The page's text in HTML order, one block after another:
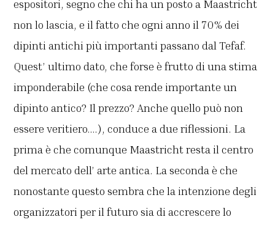
espositori, segno che chi ha un posto a Maastricht
non lo lascia, e il fatto che ogni anno il 70% dei
dipinti antichi più importanti passano dal Tefaf.
Quest’ ultimo dato, che forse è frutto di una stima
imponderabile (che cosa rende importante un
dipinto antico? Il prezzo? Anche quello può non
essere veritiero….), conduce a due riflessioni. La
prima è che comunque Maastricht resta il centro
del mercato dell’ arte antica. La seconda è che
nonostante questo sembra che la intenzione degli
organizzatori per il futuro sia di accrescere lo